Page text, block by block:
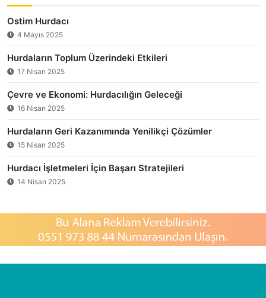
Ostim Hurdacı
4 Mayıs 2025
Hurdaların Toplum Üzerindeki Etkileri
17 Nisan 2025
Çevre ve Ekonomi: Hurdacılığın Geleceği
16 Nisan 2025
Hurdaların Geri Kazanımında Yenilikçi Çözümler
15 Nisan 2025
Hurdacı İşletmeleri İçin Başarı Stratejileri
14 Nisan 2025